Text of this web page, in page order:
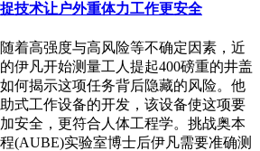
技术让户外重体力工作更安全
着高强度与高风险等不确定因素，近
伊凡开始测量工人提起400磅重的井盖
何揭示这项任务背后隐藏的风险。他
式工作设备的开发，该设备使这项要
安全，更符合人体工程学。挑战奥本
(AUBE)实验室博士后伊凡需要准确测